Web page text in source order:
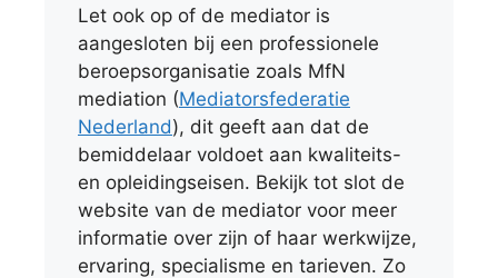
Let ook op of de mediator is
aangesloten bij een professionele
beroepsorganisatie zoals MfN
mediation (Mediatorsfederatie
Nederland), dit geeft aan dat de
bemiddelaar voldoet aan kwaliteits-
en opleidingseisen. Bekijk tot slot de
website van de mediator voor meer
informatie over zijn of haar werkwijze,
ervaring, specialisme en tarieven. Zo